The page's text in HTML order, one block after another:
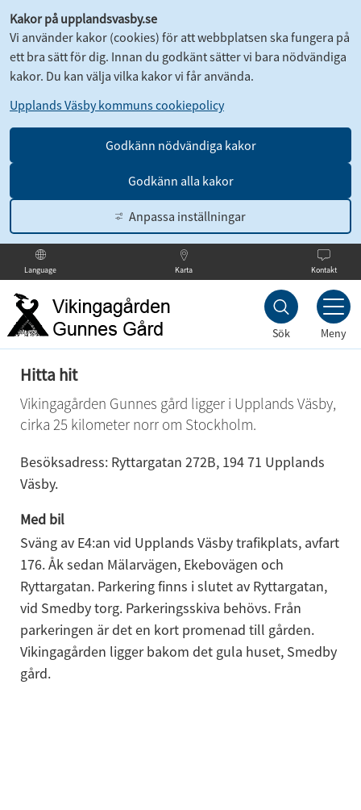
Kakor på upplandsvasby.se
Vi använder kakor (cookies) för att webbplatsen ska fungera på
ett bra sätt för dig. Innan du godkänt sätter vi bara nödvändiga
kakor. Du kan välja vilka kakor vi får använda.
Upplands Väsby kommuns cookiepolicy
Godkänn nödvändiga kakor
Godkänn alla kakor
Anpassa inställningar
Till
innehållet
Language Karta Kontakt
Sök Meny
Hitta hit
Vikingagården Gunnes gård ligger i Upplands Väsby,
cirka 25 kilometer norr om Stockholm.
Besöksadress: Ryttargatan 272B, 194 71 Upplands
Väsby.
Med bil
Sväng av E4:an vid Upplands Väsby trafikplats, avfart
176. Åk sedan Mälarvägen, Ekebovägen och
Ryttargatan. Parkering finns i slutet av Ryttargatan,
vid Smedby torg. Parkeringsskiva behövs. Från
parkeringen är det en kort promenad till gården.
Vikingagården ligger bakom det gula huset, Smedby
gård.